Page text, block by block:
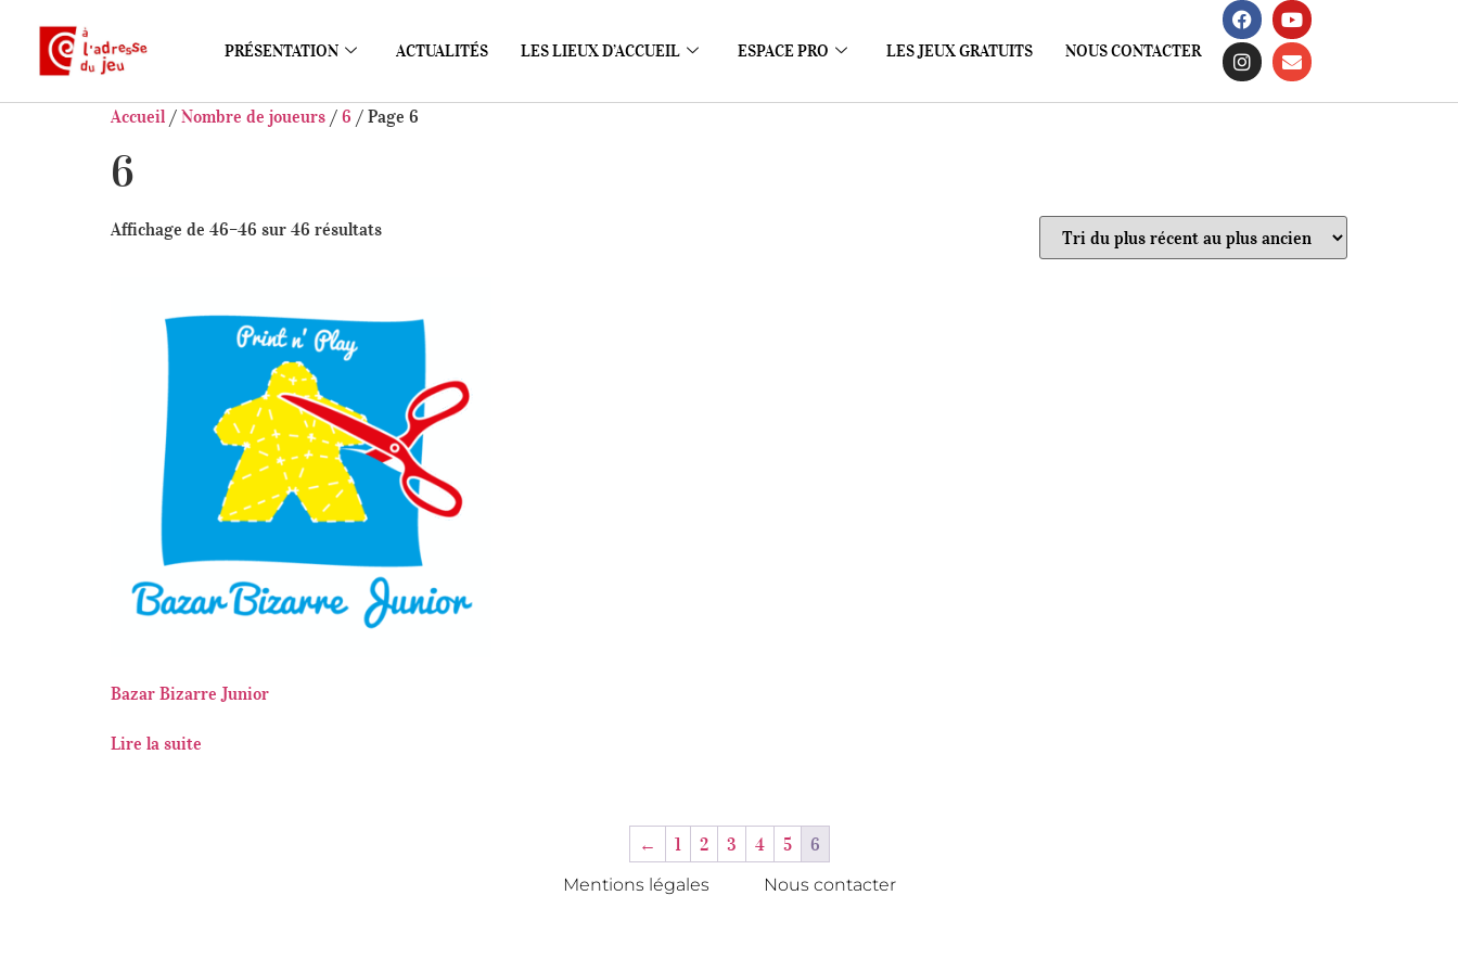
PRÉSENTATION ACTUALITÉS LES LIEUX D’ACCUEIL ESPACE PRO LES JEUX GRATUITS NOUS CONTACTER
Accueil / Nombre de joueurs / 6 / Page 6
6
Affichage de 46–46 sur 46 résultats
Bazar Bizarre Junior
Lire la suite
← 1 2 3 4 5 6
Mentions légales Nous contacter